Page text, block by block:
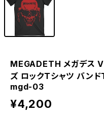
MEGADETH メガデス
ズ ロックＴシャツ バン
mgd-03
¥4,200